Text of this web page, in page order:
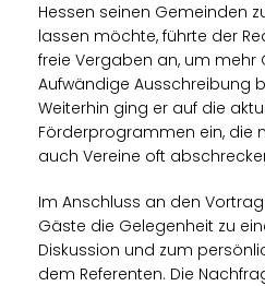
Hessen seinen Gemeinden
lassen möchte, führte der
freie Vergaben an, um mehr
Aufwändige Ausschreibung
Weiterhin ging er auf die
Förderprogrammen ein, die
auch Vereine oft
Im Anschluss an den
Gäste die Gelegenheit zu
Diskussion und zum
dem Referenten. Die